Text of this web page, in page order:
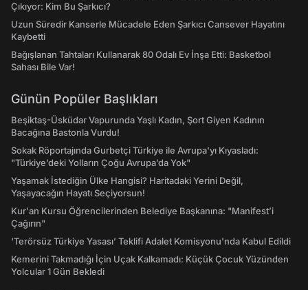
Çıkıyor: Kim Bu Şarkıcı?
Uzun Süredir Kanserle Mücadele Eden Şarkıcı Cansever Hayatını
Kaybetti
Bağışlanan Tahtaları Kullanarak 80 Odalı Ev İnşa Etti: Basketbol
Sahası Bile Var!
Günün Popüler Başlıkları
Beşiktaş-Üsküdar Vapurunda Yaşlı Kadın, Şort Giyen Kadının
Bacağına Bastonla Vurdu!
Sokak Röportajında Gurbetçi Türkiye ile Avrupa'yı Kıyasladı:
"Türkiye’deki Yolların Çoğu Avrupa’da Yok"
Yaşamak İstediğin Ülke Hangisi? Haritadaki Yerini Değil,
Yaşayacağın Hayatı Seçiyorsun!
Kur'an Kursu Öğrencilerinden Belediye Başkanına: "Manifest’i
Çağırın"
‘Terörsüz Türkiye Yasası’ Teklifi Adalet Komisyonu'nda Kabul Edildi
Kemerini Takmadığı İçin Uçak Kalkamadı: Küçük Çocuk Yüzünden
Yolcular 1 Gün Bekledi